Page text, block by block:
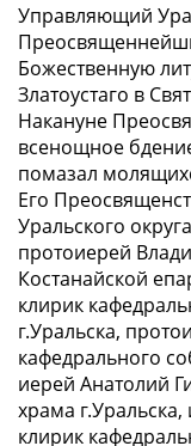
Управляющий
Божественную
Златоустаго в
Накануне
всенощное
помазал
Его
Уральского
протоиерей
Костанайской
клирик
г.Уральска,
кафедрального
иерей Анатолий
храма
клирик